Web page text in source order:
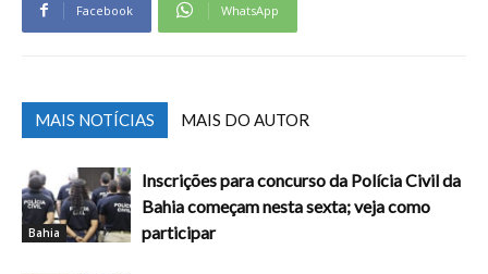
Facebook WhatsApp
MAIS NOTÍCIAS MAIS DO AUTOR
Bahia
Inscrições para concurso da Polícia Civil da
Bahia começam nesta sexta; veja como
participar